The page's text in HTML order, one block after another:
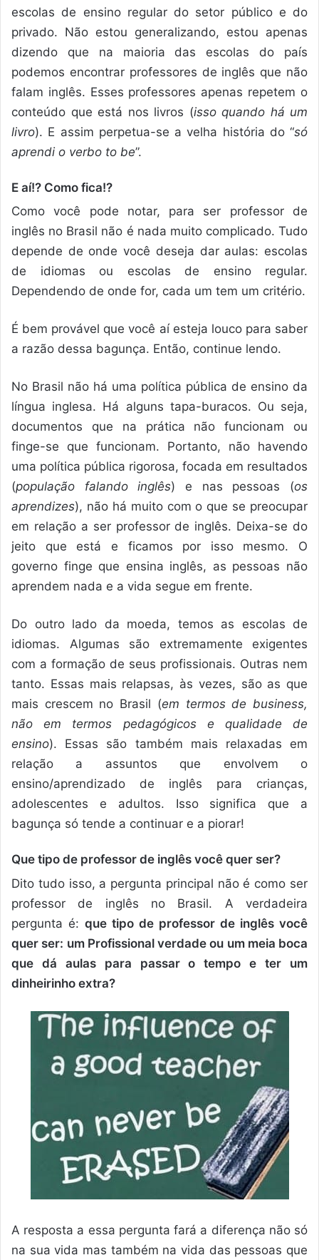
escolas de ensino regular do setor público e do
privado. Não estou generalizando, estou apenas
dizendo que na maioria das escolas do país
podemos encontrar professores de inglês que não
falam inglês. Esses professores apenas repetem o
conteúdo que está nos livros (isso quando há um
livro). E assim perpetua-se a velha história do “só
aprendi o verbo to be”.
E aí!? Como fica!?
Como você pode notar, para ser professor de
inglês no Brasil não é nada muito complicado. Tudo
depende de onde você deseja dar aulas: escolas
de idiomas ou escolas de ensino regular.
Dependendo de onde for, cada um tem um critério.
É bem provável que você aí esteja louco para saber
a razão dessa bagunça. Então, continue lendo.
No Brasil não há uma política pública de ensino da
língua inglesa. Há alguns tapa-buracos. Ou seja,
documentos que na prática não funcionam ou
finge-se que funcionam. Portanto, não havendo
uma política pública rigorosa, focada em resultados
(população falando inglês) e nas pessoas (os
aprendizes), não há muito com o que se preocupar
em relação a ser professor de inglês. Deixa-se do
jeito que está e ficamos por isso mesmo. O
governo finge que ensina inglês, as pessoas não
aprendem nada e a vida segue em frente.
Do outro lado da moeda, temos as escolas de
idiomas. Algumas são extremamente exigentes
com a formação de seus profissionais. Outras nem
tanto. Essas mais relapsas, às vezes, são as que
mais crescem no Brasil (em termos de business,
não em termos pedagógicos e qualidade de
ensino). Essas são também mais relaxadas em
relação a assuntos que envolvem o
ensino/aprendizado de inglês para crianças,
adolescentes e adultos. Isso significa que a
bagunça só tende a continuar e a piorar!
Que tipo de professor de inglês você quer ser?
Dito tudo isso, a pergunta principal não é como ser
professor de inglês no Brasil. A verdadeira
pergunta é: que tipo de professor de inglês você
quer ser: um Profissional verdade ou um meia boca
que dá aulas para passar o tempo e ter um
dinheirinho extra?
A resposta a essa pergunta fará a diferença não só
na sua vida mas também na vida das pessoas que